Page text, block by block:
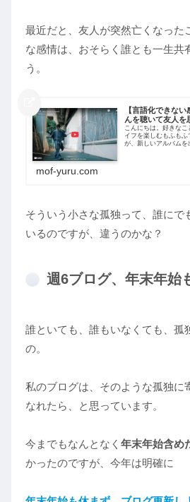
最近だと、友人が突然亡くなった
な感情は、おそらく誰とも一生共
う。
【言語化できな
んを聴いて友人を
こんにちは。好きな
イフを楽しむもふも
が、新しいアルバムを
mof-yuru.com
そういう小さな孤独って、誰にで
いるのですが、違うのかな？
週6ブログ、年末年始
誰といても、誰もいなくても、孤
の。
私のブログは、そのような孤独に
なれたら、と思っています。
今までもなんとなく 年末年始含め
かったのですが、今年は明確に